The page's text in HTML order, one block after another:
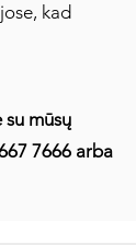
kad
su mūsų
7666 arba